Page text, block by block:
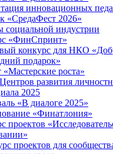
инновационных
«СредаФест 2026»
социальной индустрии
«ФинСпринт»
конкурс для НКО
подарок»
«Мастерские роста»
развития
2025
«В диалоге 2025»
«Финатлония»
проектов
проектов для